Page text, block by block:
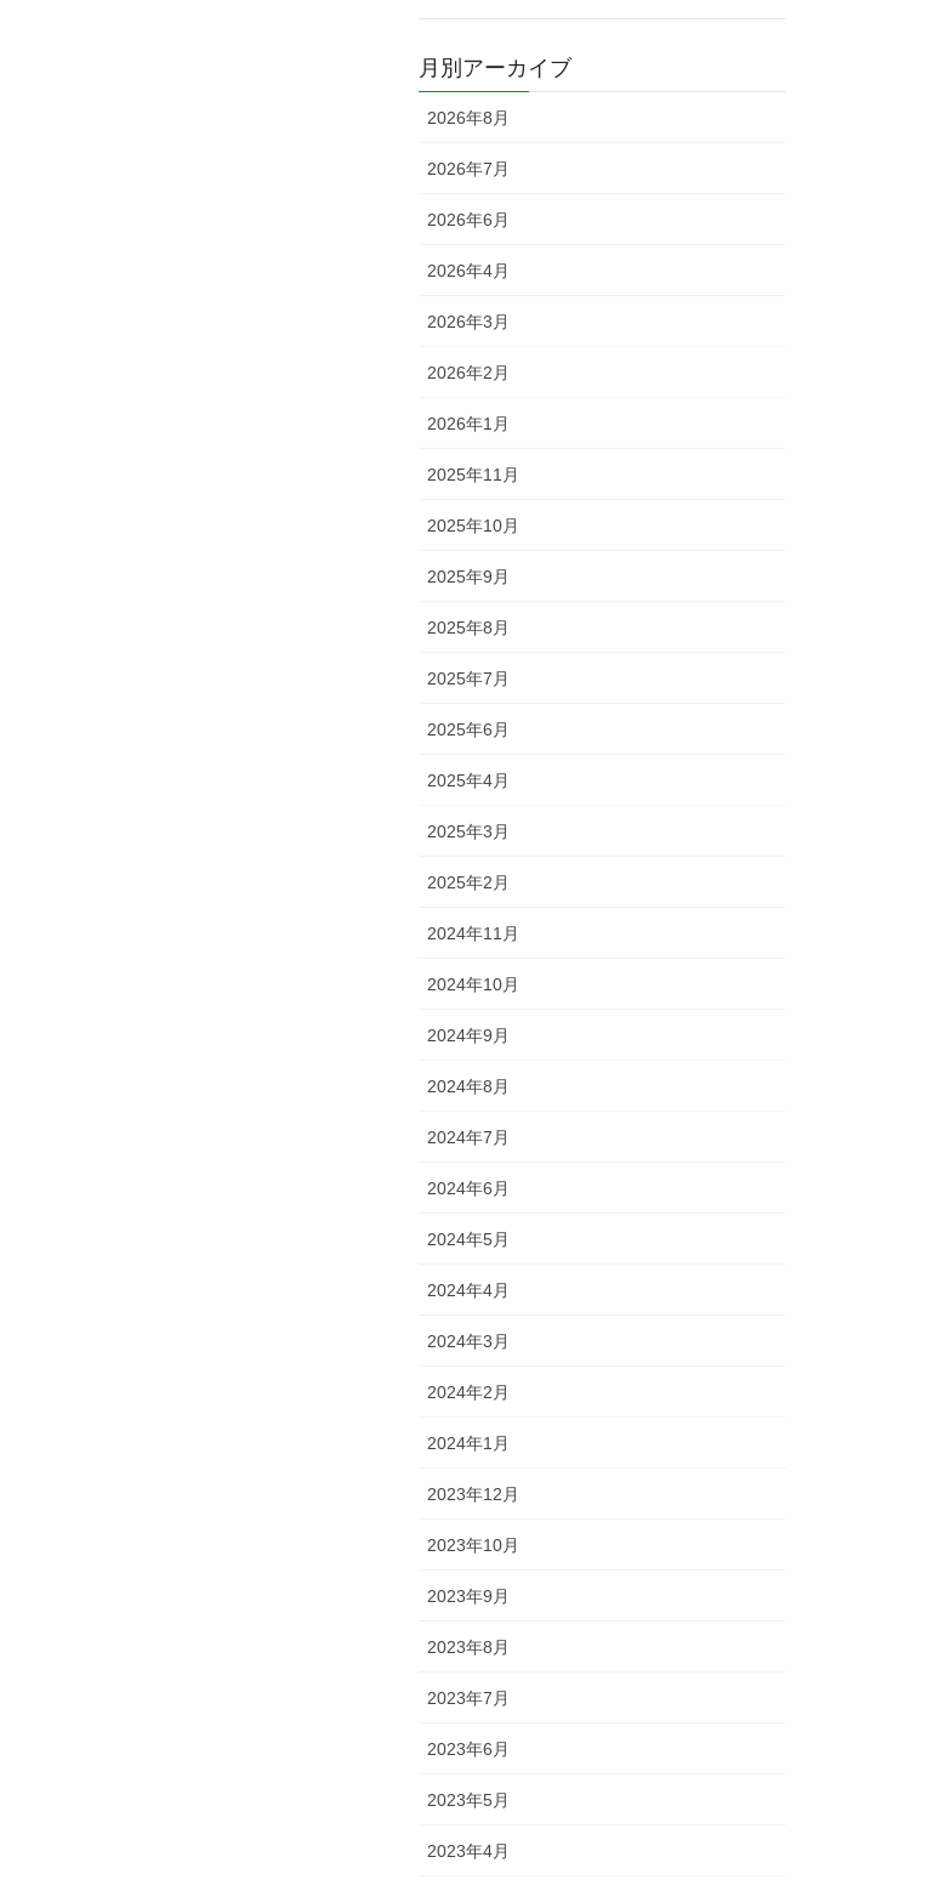
月別アーカイブ
2026年8月
2026年7月
2026年6月
2026年4月
2026年3月
2026年2月
2026年1月
2025年11月
2025年10月
2025年9月
2025年8月
2025年7月
2025年6月
2025年4月
2025年3月
2025年2月
2024年11月
2024年10月
2024年9月
2024年8月
2024年7月
2024年6月
2024年5月
2024年4月
2024年3月
2024年2月
2024年1月
2023年12月
2023年10月
2023年9月
2023年8月
2023年7月
2023年6月
2023年5月
2023年4月